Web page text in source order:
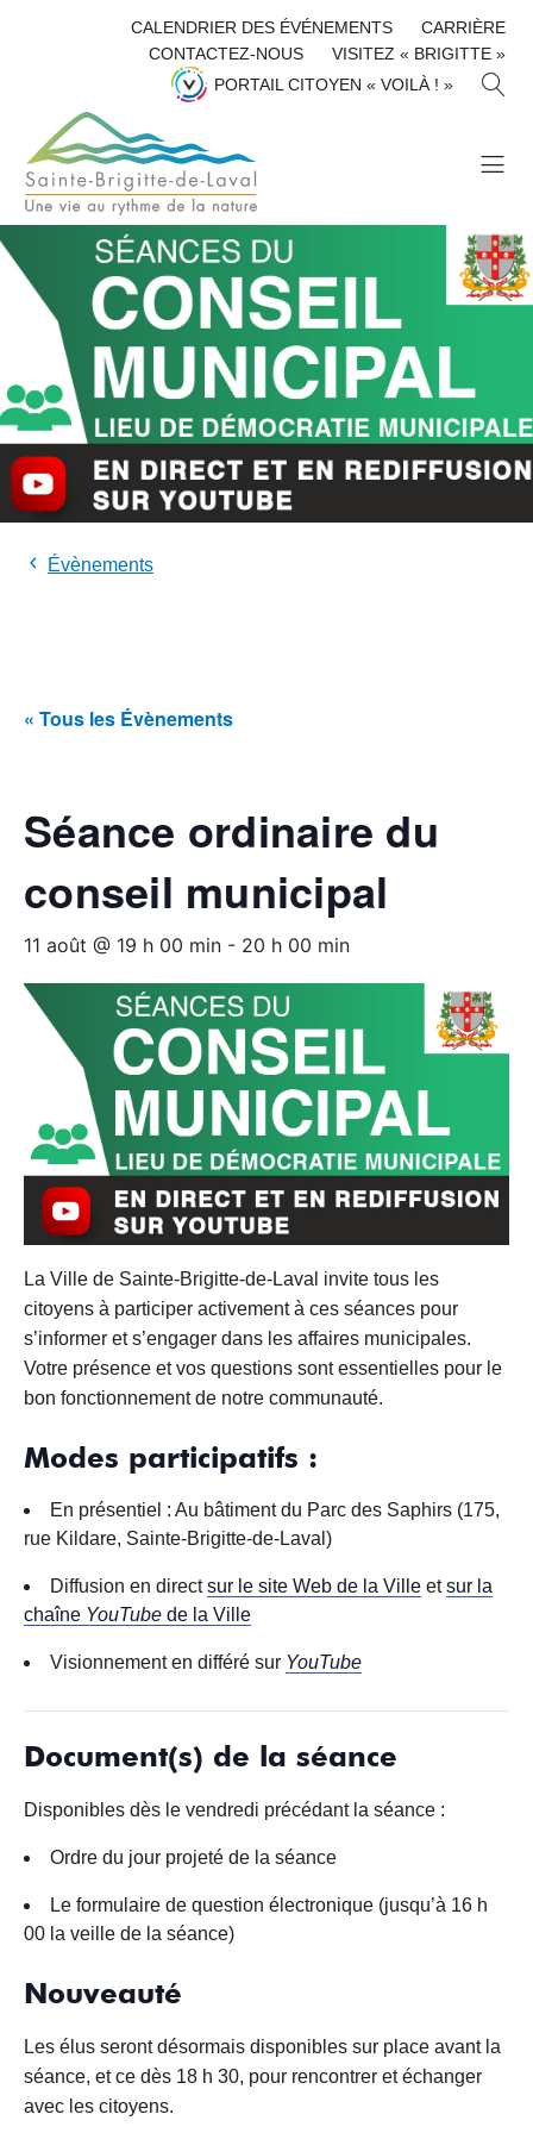
CALENDRIER DES ÉVÉNEMENTS
CARRIÈRE
CONTACTEZ-NOUS
VISITEZ « BRIGITTE »
PORTAIL CITOYEN « VOILÀ ! »
H
C
H
E
Évènements
« Tous les Évènements
Séance ordinaire du
conseil municipal
11 août @ 19 h 00 min - 20 h 00 min
La Ville de Sainte-Brigitte-de-Laval invite tous les
citoyens à participer activement à ces séances pour
s’informer et s’engager dans les affaires municipales.
Votre présence et vos questions sont essentielles pour le
bon fonctionnement de notre communauté.
Modes participatifs :
En présentiel : Au bâtiment du Parc des Saphirs (175,
rue Kildare, Sainte-Brigitte-de-Laval)
Diffusion en directsur le site Web de la Ville etsur la
chaîne YouTube de la Ville
Visionnement en différé sur YouTube
Document(s) de la séance
Disponibles dès le vendredi précédant la séance :
Ordre du jour projeté de la séance
Le formulaire de question électronique (jusqu’à 16 h
00 la veille de la séance)
Nouveauté
Les élus seront désormais disponibles sur place avant la
séance, et ce dès 18 h 30, pour rencontrer et échanger
avec les citoyens.